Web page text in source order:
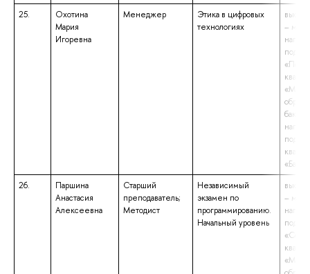
25.
Охотина
Мария
Игоревна
Менеджер
Этика в цифровых
технологиях
–
26.
Паршина
Анастасия
Алексеевна
Старший
преподаватель;
Методист
Независимый
экзамен по
программированию.
Начальный уровень
–